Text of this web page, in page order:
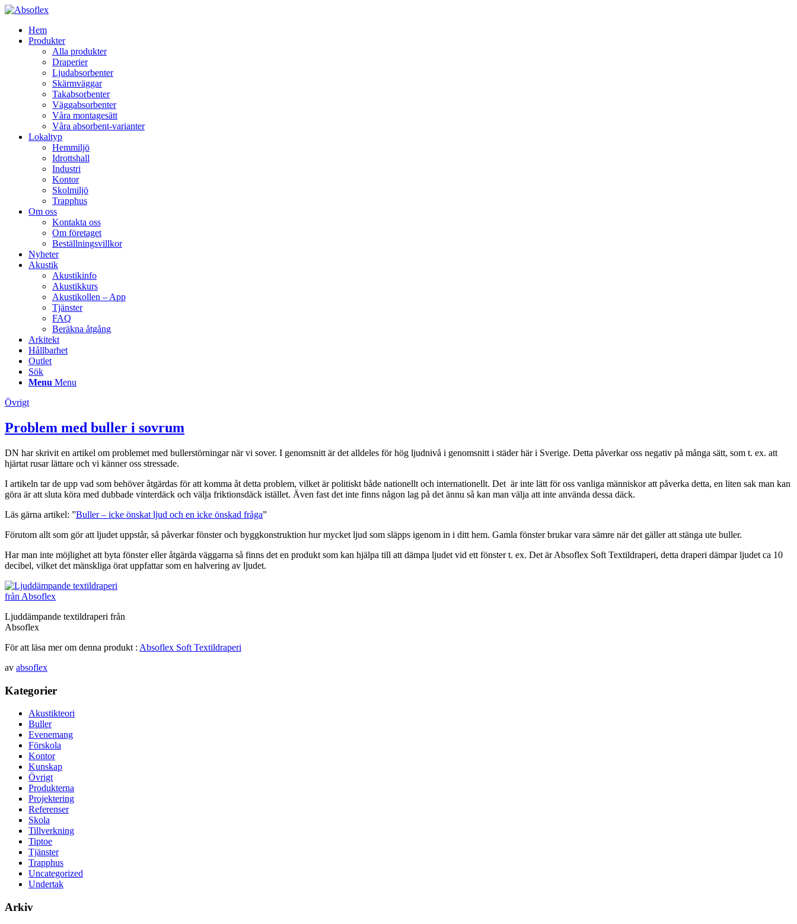
Hem
Produkter
Alla produkter
Draperier
Ljudabsorbenter
Skärmväggar
Takabsorbenter
Väggabsorbenter
Våra montagesätt
Våra absorbent-varianter
Lokaltyp
Hemmiljö
Idrottshall
Industri
Kontor
Skolmiljö
Trapphus
Om oss
Kontakta oss
Om företaget
Beställningsvillkor
Nyheter
Akustik
Akustikinfo
Akustikkurs
Akustikollen – App
Tjänster
FAQ
Beräkna åtgång
Arkitekt
Hållbarhet
Outlet
Sök
Menu Menu
Övrigt
Problem med buller i sovrum
DN har skrivit en artikel om problemet med bullerstörningar när vi sover. I genomsnitt är det alldeles för hög ljudnivå i genomsnitt i städer här i Sverige. Detta påverkar oss negativ på många sätt, som t. ex. att
hjärtat rusar lättare och vi känner oss stressade.
I artikeln tar de upp vad som behöver åtgärdas för att komma åt detta problem, vilket är politiskt både nationellt och internationellt. Det är inte lätt för oss vanliga människor att påverka detta, en liten sak man kan
göra är att sluta köra med dubbade vinterdäck och välja friktionsdäck istället. Även fast det inte finns någon lag på det ännu så kan man välja att inte använda dessa däck.
Läs gärna artikel: ”Buller – icke önskat ljud och en icke önskad fråga”
Förutom allt som gör att ljudet uppstår, så påverkar fönster och byggkonstruktion hur mycket ljud som släpps igenom in i ditt hem. Gamla fönster brukar vara sämre när det gäller att stänga ute buller.
Har man inte möjlighet att byta fönster eller åtgärda väggarna så finns det en produkt som kan hjälpa till att dämpa ljudet vid ett fönster t. ex. Det är Absoflex Soft Textildraperi, detta draperi dämpar ljudet ca 10
decibel, vilket det mänskliga örat uppfattar som en halvering av ljudet.
Ljuddämpande textildraperi från
Absoflex
För att läsa mer om denna produkt : Absoflex Soft Textildraperi
av absoflex
Kategorier
Akustikteori
Buller
Evenemang
Förskola
Kontor
Kunskap
Övrigt
Produkterna
Projektering
Referenser
Skola
Tillverkning
Tiptoe
Tjänster
Trapphus
Uncategorized
Undertak
Arkiv